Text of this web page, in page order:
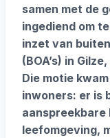
samen met de
ingediend om
inzet van
(BOA’s) in
Die motie
inwoners: er is
aanspreekbare
leefomgeving,